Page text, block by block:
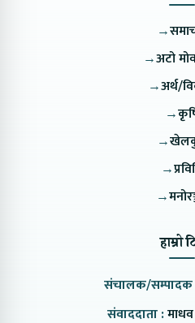
→
→अटो
→अर्थ/
→
→
→
→
हाम्रो
संचालक/
संवाददाता :माधव